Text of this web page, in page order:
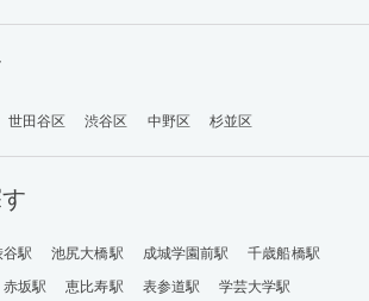
世田谷区 渋谷区 中野区 杉並区
谷駅 池尻大橋駅 成城学園前駅
千歳船橋駅
赤坂駅 恵比寿駅 表参道駅
学芸大学駅